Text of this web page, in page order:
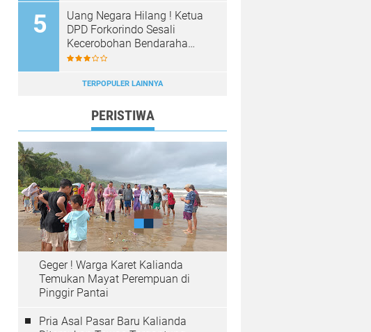
Uang Negara Hilang ! Ketua
DPD Forkorindo Sesali
Kecerobohan Bendaraha
Sekwan Tuba
TERPOPULER LAINNYA
PERISTIWA
Geger ! Warga Karet Kalianda
Temukan Mayat Perempuan di
Pinggir Pantai
Pria Asal Pasar Baru Kalianda